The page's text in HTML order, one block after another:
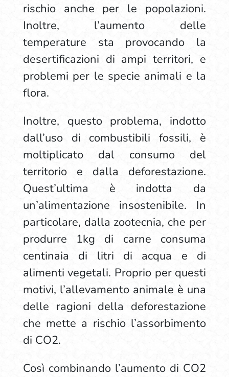
rischio anche per le popolazioni.
Inoltre, l’aumento delle
temperature sta provocando la
desertificazioni di ampi territori, e
problemi per le specie animali e la
flora.
Inoltre, questo problema, indotto
dall’uso di combustibili fossili, è
moltiplicato dal consumo del
territorio e dalla deforestazione.
Quest’ultima è indotta da
un’alimentazione insostenibile. In
particolare, dalla zootecnia, che per
produrre 1kg di carne consuma
centinaia di litri di acqua e di
alimenti vegetali. Proprio per questi
motivi, l’allevamento animale è una
delle ragioni della deforestazione
che mette a rischio l’assorbimento
di CO2.
Così combinando l’aumento di CO2